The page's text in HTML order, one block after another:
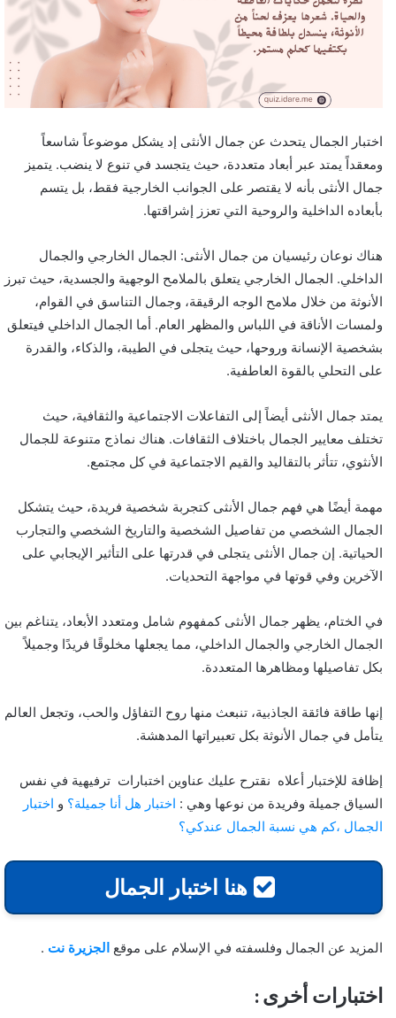
اختبار الجمال يتحدث عن جمال الأنثى إد يشكل موضوعاً شاسعاً
ومعقداً يمتد عبر أبعاد متعددة، حيث يتجسد في تنوع لا ينضب. يتميز
جمال الأنثى بأنه لا يقتصر على الجوانب الخارجية فقط، بل يتسم
بأبعاده الداخلية والروحية التي تعزز إشراقتها.
هناك نوعان رئيسيان من جمال الأنثى: الجمال الخارجي والجمال
الداخلي. الجمال الخارجي يتعلق بالملامح الوجهية والجسدية، حيث تبرز
الأنوثة من خلال ملامح الوجه الرقيقة، وجمال التناسق في القوام،
ولمسات الأناقة في اللباس والمظهر العام. أما الجمال الداخلي فيتعلق
بشخصية الإنسانة وروحها، حيث يتجلى في الطيبة، والذكاء، والقدرة
على التحلي بالقوة العاطفية.
يمتد جمال الأنثى أيضاً إلى التفاعلات الاجتماعية والثقافية، حيث
تختلف معايير الجمال باختلاف الثقافات. هناك نماذج متنوعة للجمال
الأنثوي، تتأثر بالتقاليد والقيم الاجتماعية في كل مجتمع.
مهمة أيضًا هي فهم جمال الأنثى كتجربة شخصية فريدة، حيث يتشكل
الجمال الشخصي من تفاصيل الشخصية والتاريخ الشخصي والتجارب
الحياتية. إن جمال الأنثى يتجلى في قدرتها على التأثير الإيجابي على
الآخرين وفي قوتها في مواجهة التحديات.
في الختام، يظهر جمال الأنثى كمفهوم شامل ومتعدد الأبعاد، يتناغم بين
الجمال الخارجي والجمال الداخلي، مما يجعلها مخلوقًا فريدًا وجميلاً
بكل تفاصيلها ومظاهرها المتعددة.
إنها طاقة فائقة الجاذبية، تنبعث منها روح التفاؤل والحب، وتجعل العالم
يتأمل في جمال الأنوثة بكل تعبيراتها المدهشة.
إظافة للإختبار أعلاه نقترح عليك عناوين اختبارات ترفيهية في نفس
السياق جميلة وفريدة من نوعها وهي : اختبار هل أنا جميلة؟ و اختبار
الجمال ،كم هي نسبة الجمال عندكي؟
هنا اختبار الجمال
المزيد عن الجمال وفلسفته في الإسلام على موقع الجزيرة نت .
اختبارات أخرى :